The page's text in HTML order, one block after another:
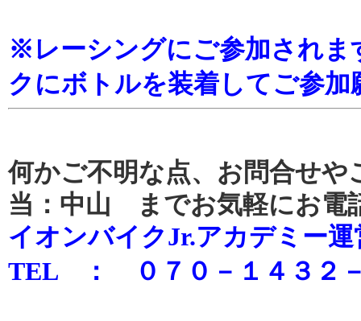
※レーシングにご参加されま
クにボトルを装着してご参加
何かご不明な点、お問合せや
当：中山 までお気軽にお電
イオンバイクJr.アカデミー運
TEL ： ０７０－１４３２